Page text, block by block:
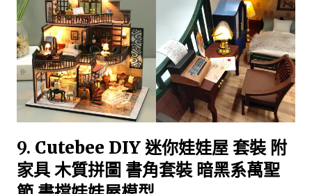
9. Cutebee DIY 迷你娃娃屋 套裝 附
家具 木質拼圖 書角套裝 暗黑系萬聖